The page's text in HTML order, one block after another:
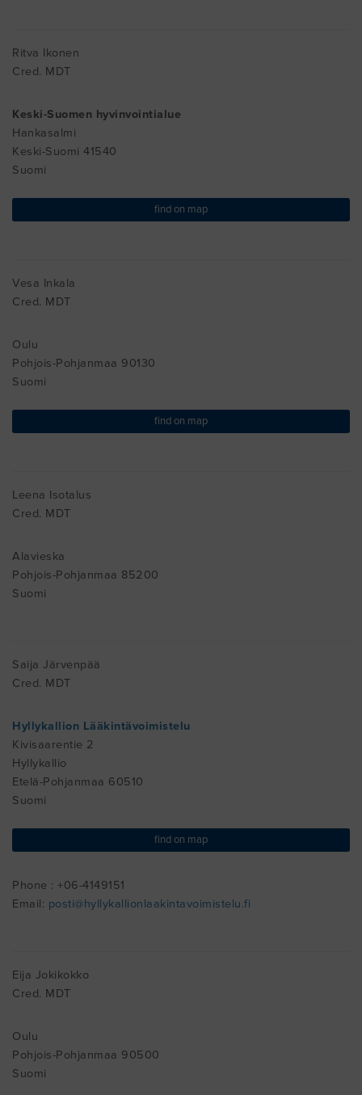
Ritva Ikonen
Cred. MDT
Keski-Suomen hyvinvointialue
Hankasalmi
Keski-Suomi 41540
Suomi
find on map
Vesa Inkala
Cred. MDT
Oulu
Pohjois-Pohjanmaa 90130
Suomi
find on map
Leena Isotalus
Cred. MDT
Alavieska
Pohjois-Pohjanmaa 85200
Suomi
Saija Järvenpää
Cred. MDT
Hyllykallion Lääkintävoimistelu
Kivisaarentie 2
Hyllykallio
Etelä-Pohjanmaa 60510
Suomi
find on map
Phone : +06-4149151
Email: posti@hyllykallionlaakintavoimistelu.fi
Eija Jokikokko
Cred. MDT
Oulu
Pohjois-Pohjanmaa 90500
Suomi